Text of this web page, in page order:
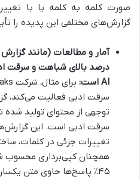
صورت کلمه به کلمه یا با
گزارش‌های مختلفی این پدیده را
درصد بالای شباهت و سرقت
AI است:
سرقت ادبی فعالیت می‌کند،
توجهی از محتوای تولید
سرقت ادبی است. این
تغییرات جزئی در کلمات،
همچنان کپی‌برداری محسوب